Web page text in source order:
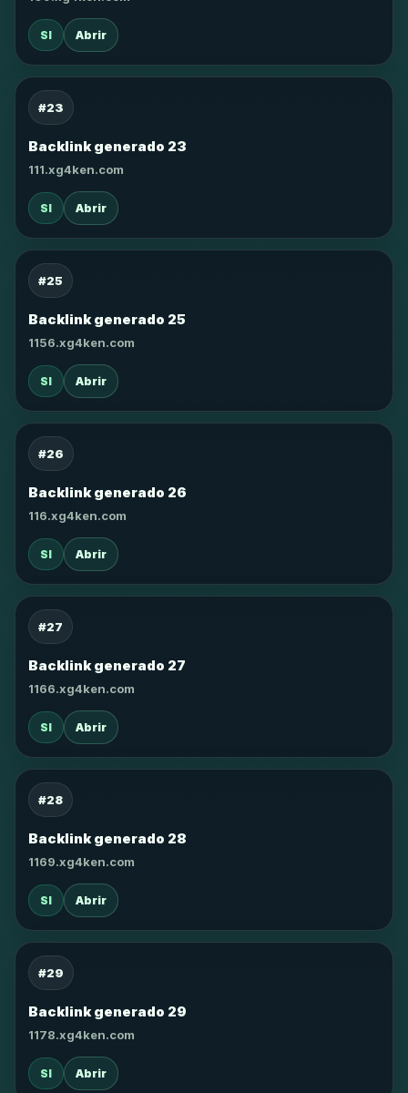
SI Abrir
#23
Backlink generado 23
111.xg4ken.com
SI Abrir
#25
Backlink generado 25
1156.xg4ken.com
SI Abrir
#26
Backlink generado 26
116.xg4ken.com
SI Abrir
#27
Backlink generado 27
1166.xg4ken.com
SI Abrir
#28
Backlink generado 28
1169.xg4ken.com
SI Abrir
#29
Backlink generado 29
1178.xg4ken.com
SI Abrir